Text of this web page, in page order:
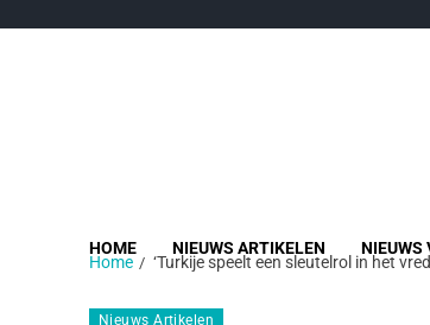
HOME NIEUWS ARTIKELEN NIEUWS
Home ‘Turkije speelt een sleutelrol in het
Nieuws Artikelen